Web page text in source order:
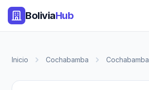
BoliviaHub
Inicio Cochabamba Cochabamba